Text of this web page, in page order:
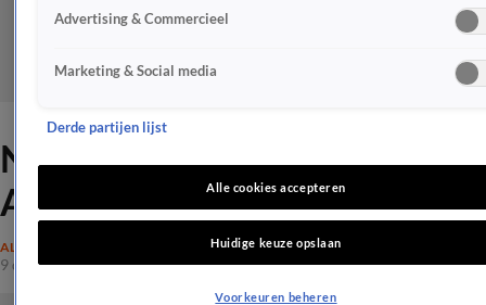
Nederlands elftal verliest van
Argentinië na strafschoppen
ALGEMEEN
9 dec 2022, 22:59
Advertising & Commercieel
Marketing & Social media
Derde partijen lijst
Alle cookies accepteren
Huidige keuze opslaan
Voorkeuren beheren